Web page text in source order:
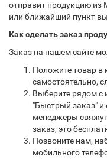
отправит продукцию из
или ближайший пункт
Как сделать заказ
Заказ на нашем сайте
Положите товар в
самостоятельно,
Выберите рядом с
"Быстрый заказ" и
менеджеры
заказ, это
Позвоните нам,
мобильного